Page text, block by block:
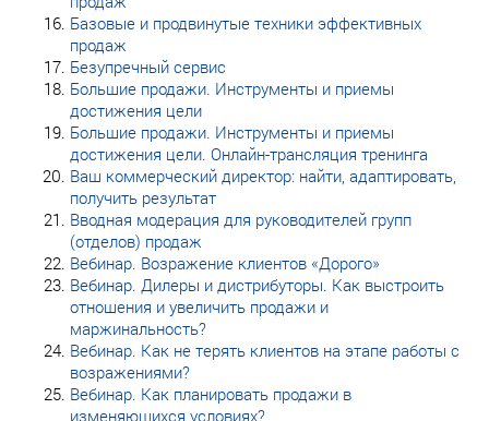
Базовые и продвинутые техники эффективных
продаж
Безупречный сервис
Большие продажи. Инструменты и приемы
достижения цели
Большие продажи. Инструменты и приемы
достижения цели. Онлайн-трансляция тренинга
Ваш коммерческий директор: найти, адаптировать,
получить результат
Вводная модерация для руководителей групп
(отделов) продаж
Вебинар. Возражение клиентов «Дорого»
Вебинар. Дилеры и дистрибуторы. Как выстроить
отношения и увеличить продажи и
маржинальность?
Вебинар. Как не терять клиентов на этапе работы с
возражениями?
Вебинар. Как планировать продажи в
изменяющихся условиях?